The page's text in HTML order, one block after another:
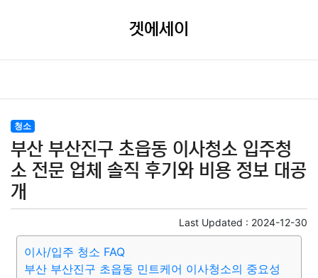
겟에세이
청소
부산 부산진구 초읍동 이사청소 입주청
소 전문 업체 솔직 후기와 비용 정보 대공
개
Last Updated : 2024-12-30
이사/입주 청소 FAQ
부산 부산진구 초읍동 민트케어 이사청소의 중요성